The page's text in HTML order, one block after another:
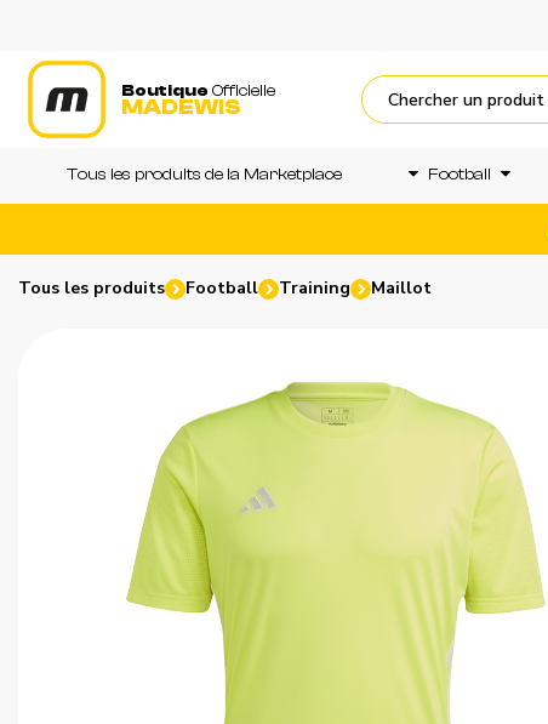
Boutique Officielle
MADEWIS
Tous les produits de la Marketplace Football
Tous les produits Football Training Maillot